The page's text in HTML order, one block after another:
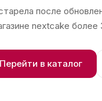
после
nextcake более
Перейти в каталог